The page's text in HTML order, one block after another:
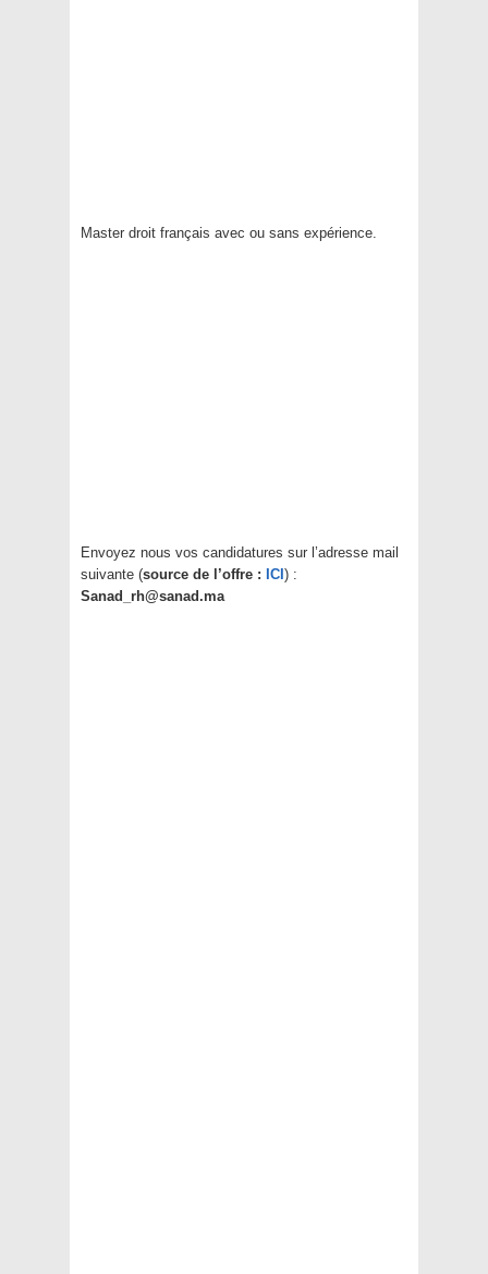
Master droit français avec ou sans expérience.
Envoyez nous vos candidatures sur l’adresse mail
suivante (source de l’offre : ICI ) :
Sanad_rh@sanad.ma